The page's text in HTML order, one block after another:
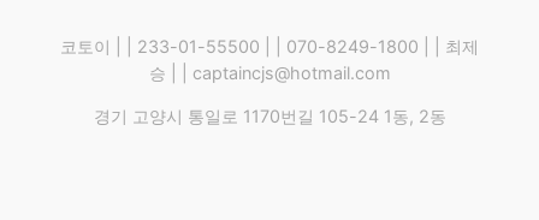
코토이 | | 233-01-55500 | | 070-8249-1800 | | 최제
승 | | captaincjs@hotmail.com
경기 고양시 통일로 1170번길 105-24 1동, 2동